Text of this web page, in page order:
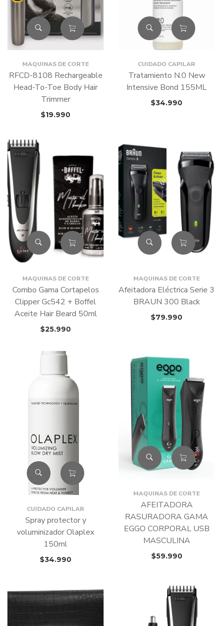
MAQUINAS DE CORTE
RFCD-8108 Rechargeable
Head-To-Toe Body Hair
Trimmer
$19.990
CUIDADO CAPILAR
Tratamiento N.0 New
Intensive Bond 155ML
$34.990
MAQUINAS DE CORTE
Combo Gama Cortapelos
Clipper Gc542 + Boffel
Aceite Hair Beard 50ml
$25.990
MAQUINAS DE CORTE
Afeitadora Eléctrica Serie 3
BRAUN 300 Black
$79.990
CUIDADO CAPILAR
Spray protector y
voluminizador Olaplex
150ml
$34.990
MAQUINAS DE CORTE
AFEITADORA
RASURADORA GAMA
EGGO CORPORAL USB
MASCULINA
$59.990